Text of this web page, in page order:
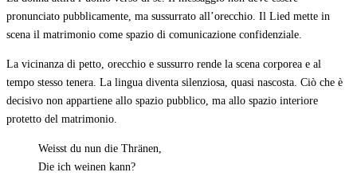
pronunciato pubblicamente, ma sussurrato all’orecchio. Il Lied mette in
scena il matrimonio come spazio di comunicazione confidenziale.
La vicinanza di petto, orecchio e sussurro rende la scena corporea e al
tempo stesso tenera. La lingua diventa silenziosa, quasi nascosta. Ciò che è
decisivo non appartiene allo spazio pubblico, ma allo spazio interiore
protetto del matrimonio.
Weisst du nun die Thränen,
Die ich weinen kann?